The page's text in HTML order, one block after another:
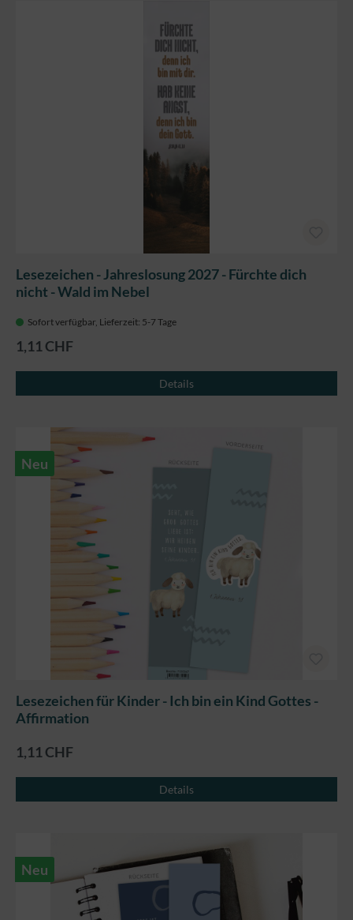
Lesezeichen - Jahreslosung 2027 - Fürchte dich
nicht - Wald im Nebel
Sofort verfügbar, Lieferzeit: 5-7 Tage
1,11 CHF
Details
Neu
Lesezeichen für Kinder - Ich bin ein Kind Gottes -
Affirmation
1,11 CHF
Details
Neu